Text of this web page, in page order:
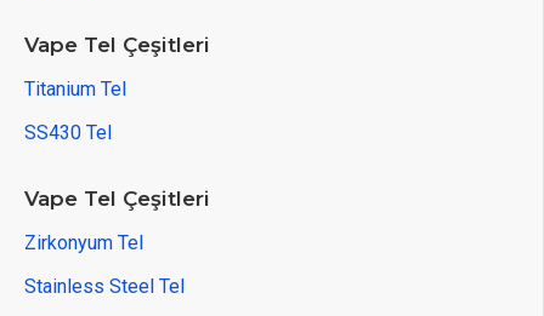
Vape Tel Çeşitleri
Titanium Tel
SS430 Tel
Vape Tel Çeşitleri
Zirkonyum Tel
Stainless Steel Tel